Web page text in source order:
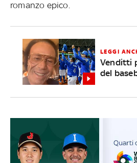
romanzo epico.
LEGGI
Venditti
del